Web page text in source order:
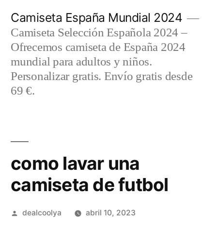
contenido
Camiseta España Mundial 2024
Camiseta Selección Española 2024 –
Ofrecemos camiseta de España 2024
mundial para adultos y niños.
Personalizar gratis. Envío gratis desde
69 €.
como lavar una
camiseta de futbol
Publicado
dealcoolya abril 10, 2023